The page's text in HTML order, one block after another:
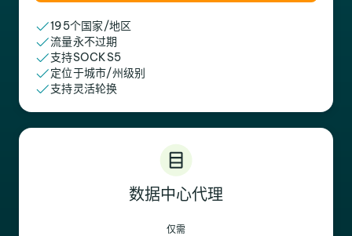
195个国家/地区
流量永不过期
支持SOCKS5
定位于城市/州级别
支持灵活轮换
数据中心代理
仅需